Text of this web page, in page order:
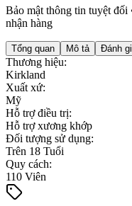
Bảo mật thông tin tuyệt đối
nhận hàng
Tổng quan Mô tả Đánh
Thương hiệu:
Kirkland
Xuất xứ:
Mỹ
Hỗ trợ điều trị:
Hỗ trợ xương khớp
Đối tượng sử dụng:
Trên 18 Tuổi
Quy cách:
110 Viên